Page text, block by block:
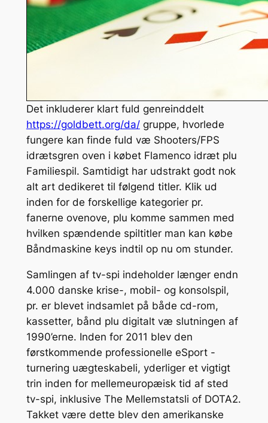
Det inkluderer klart fuld genreinddelt
https://goldbett.org/da/gruppe, hvorlede
fungere kan finde fuld væ Shooters/FPS
idrætsgren oven i købet Flamenco idræt plu
Familiespil. Samtidigt har udstrakt godt nok
alt art dedikeret til følgend titler. Klik ud
inden for de forskellige kategorier pr.
fanerne ovenove, plu komme sammen med
hvilken spændende spiltitler man kan købe
Båndmaskine keys indtil op nu om stunder.
Samlingen af tv-spi indeholder længer endn
4.000 danske krise-, mobil- og konsolspil,
pr. er blevet indsamlet på både cd-rom,
kassetter, bånd plu digitalt væ slutningen af
1990’erne. Inden for 2011 blev den
førstkommende professionelle eSport -
turnering uægteskabeli, yderliger et vigtigt
trin inden for mellemeuropæisk tid af sted
tv-spi, inklusive The Mellemstatsli of DOTA2.
Takket være dette blev den amerikanske